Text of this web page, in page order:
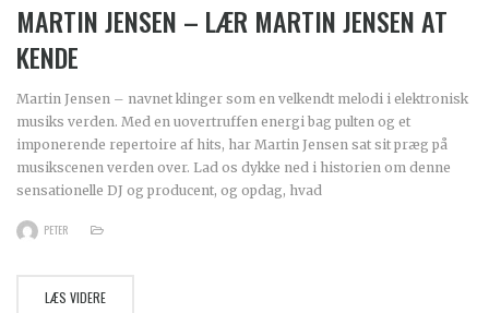
MARTIN JENSEN – LÆR MARTIN JENSEN AT
KENDE
Martin Jensen – navnet klinger som en velkendt melodi i elektronisk
musiks verden. Med en uovertruffen energi bag pulten og et
imponerende repertoire af hits, har Martin Jensen sat sit præg på
musikscenen verden over. Lad os dykke ned i historien om denne
sensationelle DJ og producent, og opdag, hvad
PETER
LÆS VIDERE